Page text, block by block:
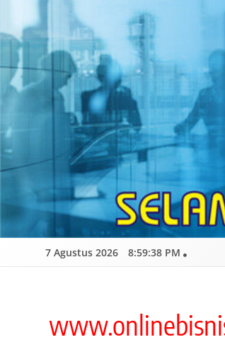
content
7 Agustus 2026 8:59:39 PM